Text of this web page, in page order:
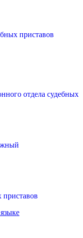
приставов
отдела судебных
приставов